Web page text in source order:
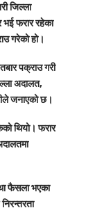
जिल्ला
भई फरार रहेका
गरेको हो।
पक्राउ गरी
अदालत,
जनाएको छ।
थियो। फरार
फैसला भएका